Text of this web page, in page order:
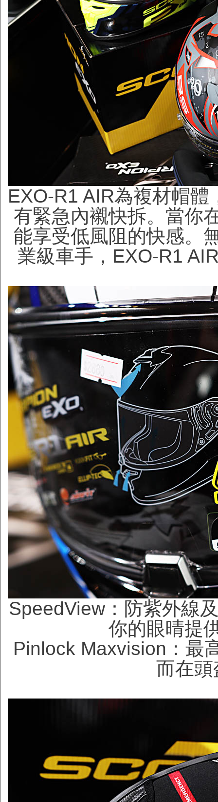
EXO-R1 AIR為複材帽
有緊急內襯快拆。當你
能享受低風阻的快感。
業級車手，EXO-R1
Speed​​View：防紫外線
你的眼晴提
Pinlock Maxvision：最
而在